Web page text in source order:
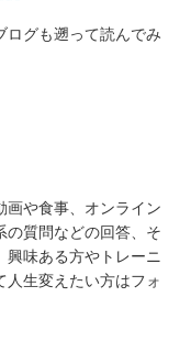
ログも遡って読んでみ
画や食事、オンライン
の質問などの回答、そ
興味ある方やトレーニ
人生変えたい方はフォ